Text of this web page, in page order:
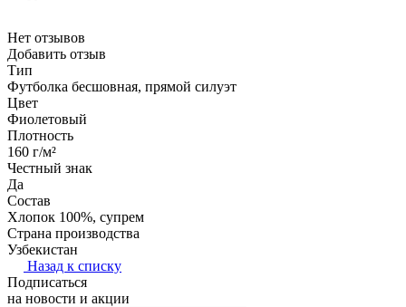
Нет отзывов
Добавить отзыв
Тип
Футболка бесшовная, прямой силуэт
Цвет
Фиолетовый
Плотность
160 г/м²
Честный знак
Да
Состав
Хлопок 100%, супрем
Страна производства
Узбекистан
Назад к списку
Подписаться
на новости и акции